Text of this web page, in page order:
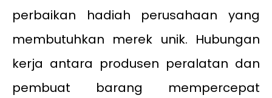
perbaikan hadiah perusahaan yang
membutuhkan merek unik. Hubungan
kerja antara produsen peralatan dan
pembuat barang mempercepat